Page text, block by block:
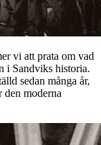
vi att prata om vad
i Sandviks historia.
sedan många år,
den moderna